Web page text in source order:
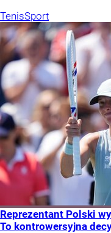
TenisSport
Reprezentant Polski
To kontrowersyjna